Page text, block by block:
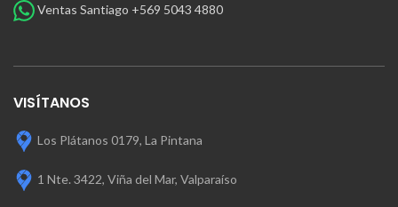
Ventas Santiago +569 5043 4880
VISÍTANOS
Los Plátanos 0179, La Pintana
1 Nte. 3422, Viña del Mar, Valparaíso